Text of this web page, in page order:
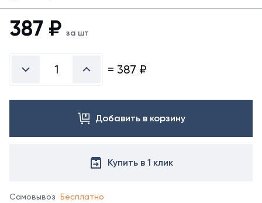
данного
могут
цвета.
Для
заказа
другого
обратитесь
387 ₽ за шт
= 387 ₽
Добавить в корзину
Купить в 1 клик
Самовывоз Бесплатно